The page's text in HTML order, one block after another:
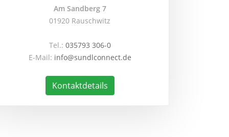
Am Sandberg 7
01920 Rauschwitz
Tel.: 035793 306-0
E-Mail: info@sundlconnect.de
Kontaktdetails